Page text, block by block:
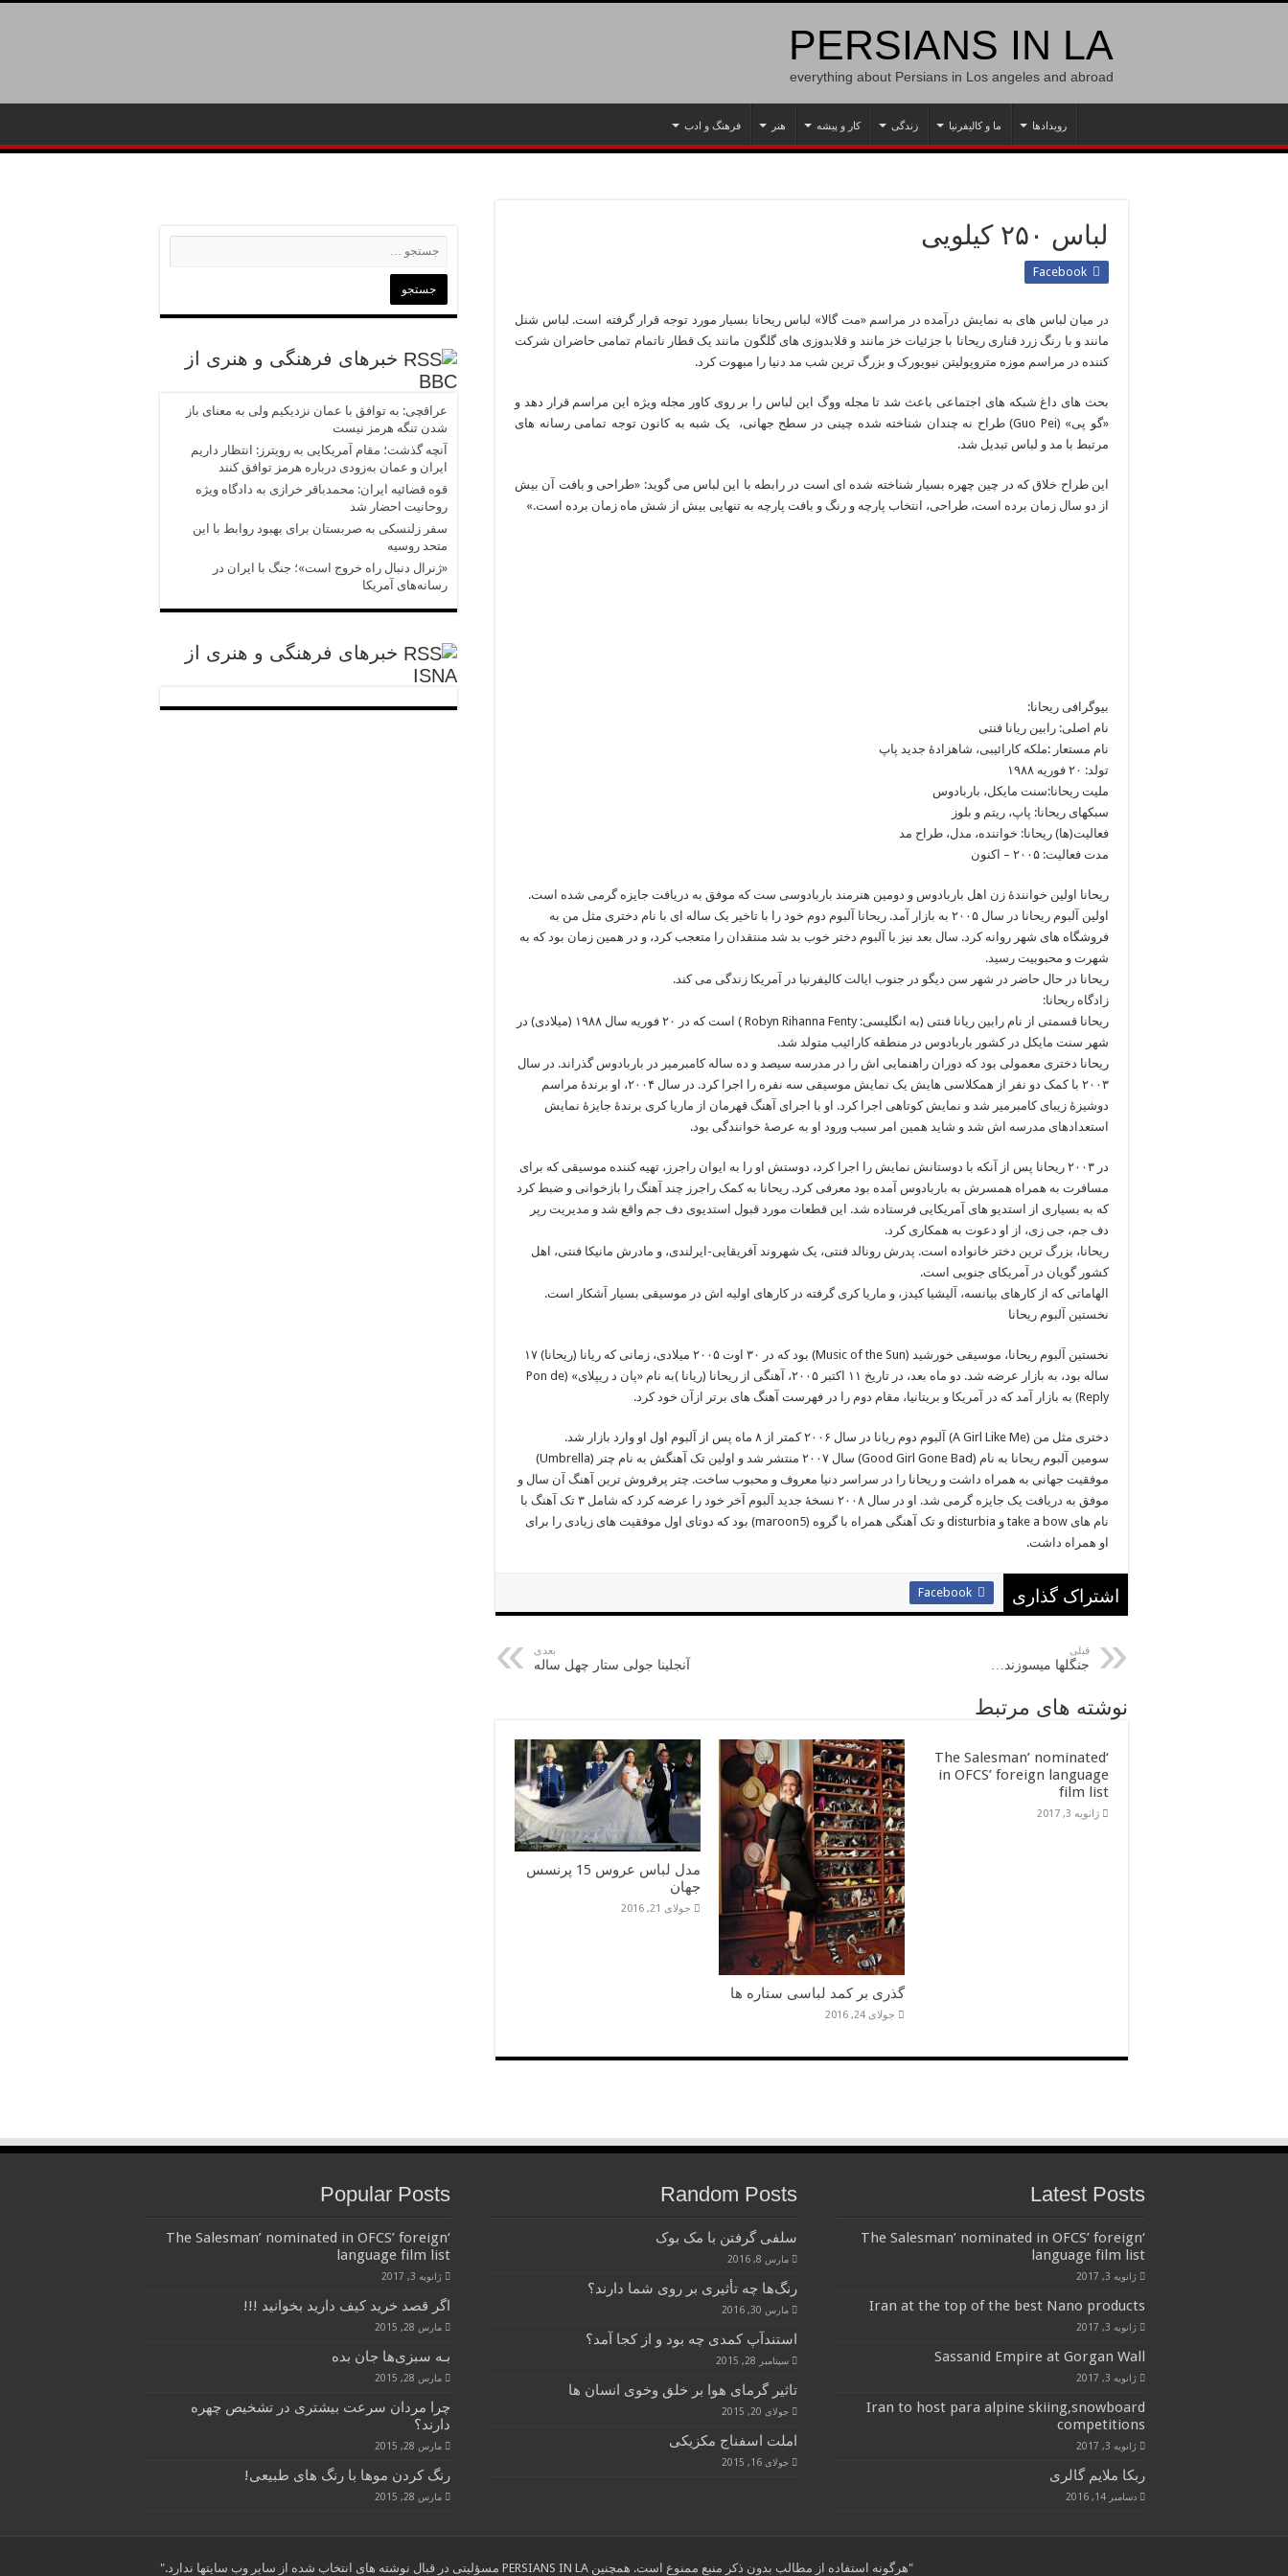
PERSIANS IN LA
everything about Persians in Los angeles and abroad
رویدادها ما و کالیفرنیا زندگی کار و پیشه هنر فرهنگ و ادب
لباس ۲۵۰ کیلویی
Facebook
در میان لباس های به نمایش درآمده در مراسم «مت گالا» لباس ریحانا بسیار مورد توجه قرار گرفته است. لباس شنل
مانند و با رنگ زرد قناری ریحانا با جزئیات خز مانند و قلابدوزی های گلگون مانند یک قطار ناتمام تمامی حاضران شرکت
کننده در مراسم موزه متروپولیتن نیویورک و بزرگ ترین شب مد دنیا را مبهوت کرد.
بحث های داغ شبکه های اجتماعی باعث شد تا مجله ووگ این لباس را بر روی کاور مجله ویژه این مراسم قرار دهد و
«گو پی» (Guo Pei) طراح نه چندان شناخته شده چینی در سطح جهانی، یک شبه به کانون توجه تمامی رسانه های
مرتبط با مد و لباس تبدیل شد.
این طراح خلاق که در چین چهره بسیار شناخته شده ای است در رابطه با این لباس می گوید: «طراحی و بافت آن بیش
از دو سال زمان برده است، طراحی، انتخاب پارچه و رنگ و بافت پارچه به تنهایی بیش از شش ماه زمان برده است.»
بیوگرافی ریحانا:
نام اصلی: رابین ریانا فنتی
نام مستعار :ملکه کارائیبی، شاهزادهٔ جدید پاپ
تولد: ‎۲۰ فوریه ۱۹۸۸
ملیت ریحانا:سنت مایکل، باربادوس
سبکهای ریحانا: پاپ، ریتم و بلوز
فعالیت(ها) ریحانا: خواننده، مدل، طراح مد
مدت فعالیت: ۲۰۰۵ – اکنون
ریحانا اولین خوانندهٔ زن اهل باربادوس و دومین هنرمند باربادوسی ست که موفق به دریافت جایزه گرمی شده است.
اولین آلبوم ریحانا در سال ۲۰۰۵ به بازار آمد. ریحانا آلبوم دوم خود را با تاخیر یک ساله ای با نام دختری مثل من به
فروشگاه های شهر روانه کرد. سال بعد نیز با آلبوم دختر خوب بد شد منتقدان را متعجب کرد، و در همین زمان بود که به
شهرت و محبوبیت رسید.
ریحانا در حال حاضر در شهر سن دیگو در جنوب ایالت کالیفرنیا در آمریکا زندگی می کند.
زادگاه ریحانا:
ریحانا قسمتی از نام رابین ریانا فنتی (به انگلیسی: ‎Robyn Rihanna Fenty ‏) است که در ۲۰ فوریه سال ۱۹۸۸ (میلادی) در
شهر سنت مایکل در کشور باربادوس در منطقه کارائیب متولد شد.
ریحانا دختری معمولی بود که دوران راهنمایی اش را در مدرسه سیصد و ده ساله کامبرمیر در باربادوس گذراند. در سال
۲۰۰۳ با کمک دو نفر از همکلاسی هایش یک نمایش موسیقی سه نفره را اجرا کرد. در سال ۲۰۰۴، او برندهٔ مراسم
دوشیزهٔ زیبای کامبرمیر شد و نمایش کوتاهی اجرا کرد. او با اجرای آهنگ قهرمان از ماریا کری برندهٔ جایزهٔ نمایش
استعدادهای مدرسه اش شد و شاید همین امر سبب ورود او به عرصهٔ خوانندگی بود.
در ۲۰۰۳ ریحانا پس از آنکه با دوستانش نمایش را اجرا کرد، دوستش او را به ایوان راجرز، تهیه کننده موسیقی که برای
مسافرت به همراه همسرش به باربادوس آمده بود معرفی کرد. ریحانا به کمک راجرز چند آهنگ را بازخوانی و ضبط کرد
که به بسیاری از استدیو های آمریکایی فرستاده شد. این قطعات مورد قبول استدیوی دف جم واقع شد و مدیریت رپر
دف جم، جی زی، از او دعوت به همکاری کرد.
ریحانا، بزرگ ترین دختر خانواده است. پدرش رونالد فنتی، یک شهروند آفریقایی-ایرلندی، و مادرش مانیکا فنتی، اهل
کشور گویان در آمریکای جنوبی است.
الهاماتی که از کارهای بیانسه، آلیشیا کیدز، و ماریا کری گرفته در کارهای اولیه اش در موسیقی بسیار آشکار است.
نخستین آلبوم ریحانا
نخستین آلبوم ریحانا، موسیقی خورشید (Music of the Sun) بود که در ۳۰ اوت ۲۰۰۵ میلادی، زمانی که ریانا (ریحانا) ۱۷
ساله بود، به بازار عرضه شد. دو ماه بعد، در تاریخ ۱۱ اکتبر ۲۰۰۵، آهنگی از ریحانا (ریانا )به نام «پان د ریپلای» (Pon de
Reply) به بازار آمد که در آمریکا و بریتانیا، مقام دوم را در فهرست آهنگ های برتر ازآن خود کرد.
دختری مثل من (A Girl Like Me) آلبوم دوم ریانا در سال ۲۰۰۶ کمتر از ۸ ماه پس از آلبوم اول او وارد بازار شد.
سومین آلبوم ریحانا به نام (Good Girl Gone Bad) سال ۲۰۰۷ منتشر شد و اولین تک آهنگش به نام چتر (Umbrella)
موفقیت جهانی به همراه داشت و ریحانا را در سراسر دنیا معروف و محبوب ساخت. چتر پرفروش ترین آهنگ آن سال و
موفق به دریافت یک جایزه گرمی شد. او در سال ۲۰۰۸ نسخهٔ جدید آلبوم آخر خود را عرضه کرد که شامل ۳ تک آهنگ با
نام های take a bow و disturbia و تک آهنگی همراه با گروه (maroon5) بود که دوتای اول موفقیت های زیادی را برای
او همراه داشت.
اشتراک گذاری Facebook
قبلی
جنگلها میسوزند…
بعدی
آنجلینا جولی ستار چهل ساله
نوشته های مرتبط
‘The Salesman’ nominated
in OFCS’ foreign language
film list
ژانویه 3, 2017
گذری بر کمد لباسی ستاره ها
جولای 24, 2016
مدل لباس عروس 15 پرنسس
جهان
جولای 21, 2016
خبرهای فرهنگی و هنری از
BBC
عراقچی: به توافق با عمان نزدیکیم ولی به معنای باز
شدن تنگه هرمز نیست
آنچه گذشت؛ مقام آمریکایی به رویترز: انتظار داریم
ایران و عمان به‌زودی درباره هرمز توافق کنند
قوه قضائیه ایران: محمدباقر خرازی به دادگاه ویژه
روحانیت احضار شد
سفر زلنسکی به صربستان برای بهبود روابط با این
متحد روسیه
«ژنرال دنبال راه خروج است»؛ جنگ با ایران در
رسانه‌های آمریکا
خبرهای فرهنگی و هنری از
ISNA
Latest Posts
‘The Salesman’ nominated in OFCS’ foreign
language film list
ژانویه 3, 2017
Iran at the top of the best Nano products
ژانویه 3, 2017
Sassanid Empire at Gorgan Wall
ژانویه 3, 2017
Iran to host para alpine skiing,snowboard
competitions
ژانویه 3, 2017
ربکا ملایم گالری
دسامبر 14, 2016
Random Posts
سلفی گرفتن با مک بوک
مارس 8, 2016
رنگ‌ها چه تأثیری بر روی شما دارند؟
مارس 30, 2016
استندآپ کمدی چه بود و از کجا آمد؟
سپتامبر 28, 2015
تاثیر گرمای هوا بر خلق وخوی انسان ها
جولای 20, 2015
املت اسفناج مکزیکی
جولای 16, 2015
Popular Posts
‘The Salesman’ nominated in OFCS’ foreign
language film list
ژانویه 3, 2017
اگر قصد خرید کیف دارید بخوانید !!!
مارس 28, 2015
بـه سبزی‌ها جان بده
مارس 28, 2015
چرا مردان سرعت بیشتری در تشخیص چهره
دارند؟
مارس 28, 2015
رنگ کردن موها با رنگ های طبیعی!
مارس 28, 2015
"هرگونه استفاده از مطالب بدون ذکر منبع ممنوع است. همچنین PERSIANS IN LA مسؤلیتی در قبال نوشته های انتخاب شده از سایر وب سایتها ندارد."